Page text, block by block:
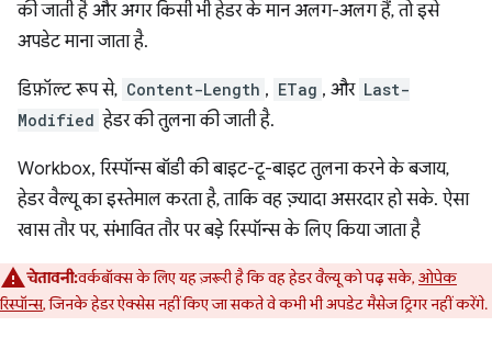
की जाती है और अगर किसी भी हेडर के मान अलग-अलग हैं, तो इसे
अपडेट माना जाता है.
डिफ़ॉल्ट रूप से, Content-Length , ETag , और Last-
Modified हेडर की तुलना की जाती है.
Workbox, रिस्पॉन्स बॉडी की बाइट-टू-बाइट तुलना करने के बजाय,
हेडर वैल्यू का इस्तेमाल करता है, ताकि वह ज़्यादा असरदार हो सके. ऐसा
खास तौर पर, संभावित तौर पर बड़े रिस्पॉन्स के लिए किया जाता है
चेतावनी:वर्कबॉक्स के लिए यह ज़रूरी है कि वह हेडर वैल्यू को पढ़ सके, ओपेक
रिस्पॉन्स, जिनके हेडर ऐक्सेस नहीं किए जा सकते वे कभी भी अपडेट मैसेज ट्रिगर नहीं करेंगे.